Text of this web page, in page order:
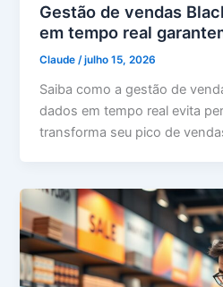
Gestão de vendas
em tempo real
Claude /julho 15, 2026
Saiba como a gestão de
dados em tempo real evita
transforma seu pico de